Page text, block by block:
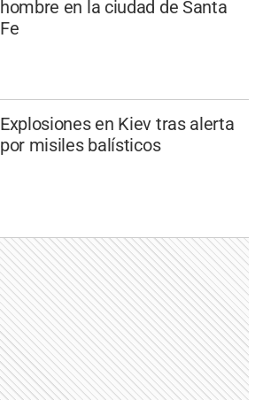
hombre en la ciudad de Santa
Fe
Explosiones en Kiev tras alerta
por misiles balísticos